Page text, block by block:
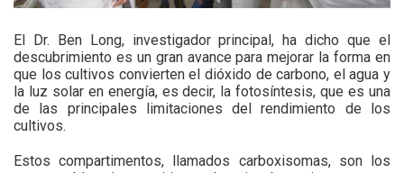
El Dr. Ben Long, investigador principal, ha dicho que el
descubrimiento es un gran avance para mejorar la forma en
que los cultivos convierten el dióxido de carbono, el agua y
la luz solar en energía, es decir, la fotosíntesis, que es una
de las principales limitaciones del rendimiento de los
cultivos.
Estos compartimentos, llamados carboxisomas, son los